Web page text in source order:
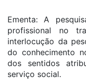
Ementa: A
profissional no
interlocução da
do conhecimento
dos sentidos
serviço social.